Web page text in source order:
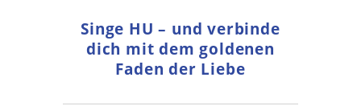
Singe HU – und verbinde
dich mit dem goldenen
Faden der Liebe